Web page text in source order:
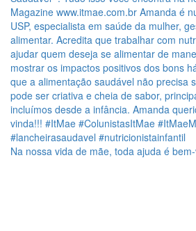
Na nossa vida de mãe, toda ajuda é